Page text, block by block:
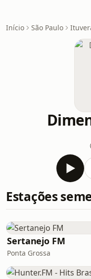
Início São Paulo
Estações
Sertanejo FM
Ponta Grossa